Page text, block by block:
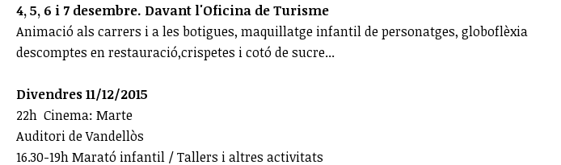
4, 5, 6 i 7 desembre. Davant l'Oficina de Turisme
Animació als carrers i a les botigues, maquillatge infantil de personatges, globoflèxia
descomptes en restauració,crispetes i cotó de sucre...
Divendres 11/12/2015
22h Cinema: Marte
Auditori de Vandellòs
16.30-19h Marató infantil / Tallers i altres activitats